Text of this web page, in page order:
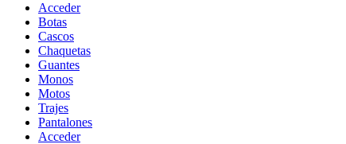
Acceder
Botas
Cascos
Chaquetas
Guantes
Monos
Motos
Trajes
Pantalones
Acceder